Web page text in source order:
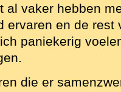
al vaker hebben
ervaren en de rest
paniekerig
die er